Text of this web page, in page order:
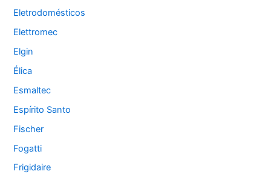
Eletrodomésticos
Elettromec
Elgin
Élica
Esmaltec
Espírito Santo
Fischer
Fogatti
Frigidaire